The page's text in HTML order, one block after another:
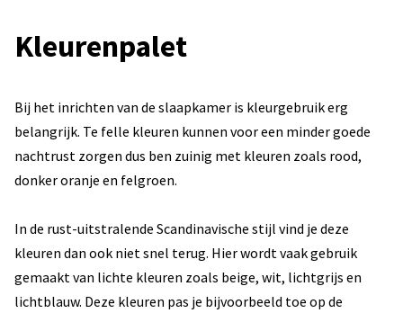
Kleurenpalet
Bij het inrichten van de slaapkamer is kleurgebruik erg
belangrijk. Te felle kleuren kunnen voor een minder goede
nachtrust zorgen dus ben zuinig met kleuren zoals rood,
donker oranje en felgroen.
In de rust-uitstralende Scandinavische stijl vind je deze
kleuren dan ook niet snel terug. Hier wordt vaak gebruik
gemaakt van lichte kleuren zoals beige, wit, lichtgrijs en
lichtblauw. Deze kleuren pas je bijvoorbeeld toe op de